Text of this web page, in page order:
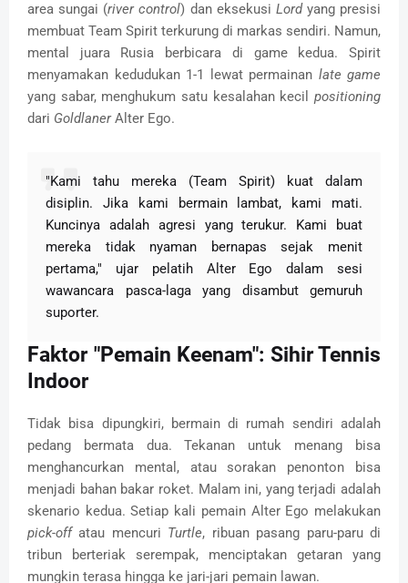
area sungai (river control) dan eksekusi Lordyang presisi
membuat Team Spirit terkurung di markas sendiri. Namun,
mental juara Rusia berbicara di game kedua. Spirit
menyamakan kedudukan 1-1 lewat permainan late game
yang sabar, menghukum satu kesalahan kecil positioning
dari GoldlanerAlter Ego.
"Kami tahu mereka (Team Spirit) kuat dalam
disiplin. Jika kami bermain lambat, kami mati.
Kuncinya adalah agresi yang terukur. Kami buat
mereka tidak nyaman bernapas sejak menit
pertama," ujar pelatih Alter Ego dalam sesi
wawancara pasca-laga yang disambut gemuruh
suporter.
Faktor "Pemain Keenam": Sihir Tennis
Indoor
Tidak bisa dipungkiri, bermain di rumah sendiri adalah
pedang bermata dua. Tekanan untuk menang bisa
menghancurkan mental, atau sorakan penonton bisa
menjadi bahan bakar roket. Malam ini, yang terjadi adalah
skenario kedua. Setiap kali pemain Alter Ego melakukan
pick-offatau mencuri Turtle, ribuan pasang paru-paru di
tribun berteriak serempak, menciptakan getaran yang
mungkin terasa hingga ke jari-jari pemain lawan.